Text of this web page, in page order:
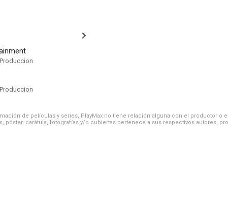
de películas y series, PlayMax no tiene relación alguna con el productor o
póster, carátula, fotografías y/o cubiertas pertenece a sus respectivos autores,